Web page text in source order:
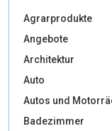
Agrarprodukte
Angebote
Architektur
Auto
Autos und
Badezimmer